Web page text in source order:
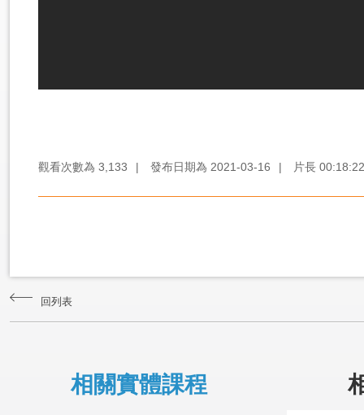
觀看次數為 3,133 | 發布日期為 2021-03-16 | 片長 00:18:22
回列表
相關實體課程